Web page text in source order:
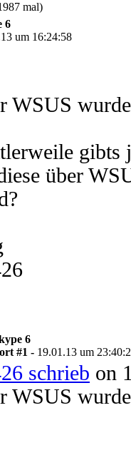
mal)
6
um 16:24:58
WSUS
gibts
über
6
#1 - 19.01.13 um
schrieb on
WSUS